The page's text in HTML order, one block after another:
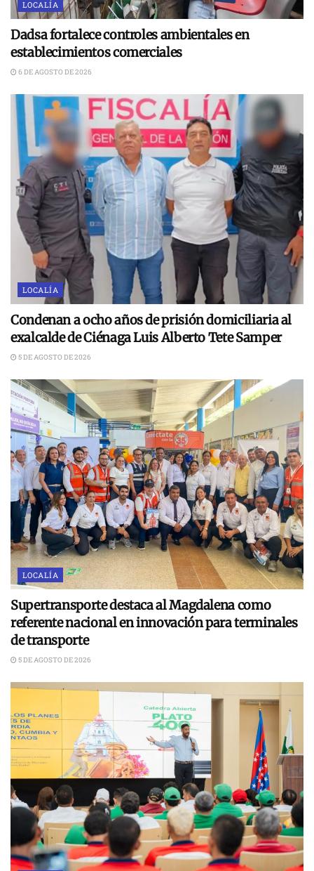
LOCALÍA
Dadsa fortalece controles ambientales en
establecimientos comerciales
6 DE AGOSTO DE 2026
LOCALÍA
Condenan a ocho años de prisión domiciliaria al
exalcalde de Ciénaga Luis Alberto Tete Samper
5 DE AGOSTO DE 2026
LOCALÍA
Supertransporte destaca al Magdalena como
referente nacional en innovación para terminales
de transporte
5 DE AGOSTO DE 2026